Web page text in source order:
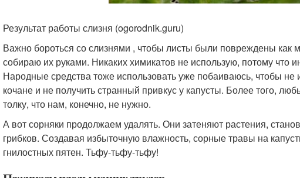
Результат работы слизня (ogorodnik.guru)
Важно бороться со слизнями , чтобы листы были повреждены
собираю их руками. Никаких химикатов не использую, потому что
Народные средства тоже использовать уже побаиваюсь, чтобы
кочане и не получить странный привкус у капусты. Более того,
толку, что нам, конечно, не нужно.
А вот сорняки продолжаем удалять. Они затеняют растения,
грибков. Создавая избыточную влажность, сорные травы на
гнилостных пятен. Тьфу-тьфу-тьфу!